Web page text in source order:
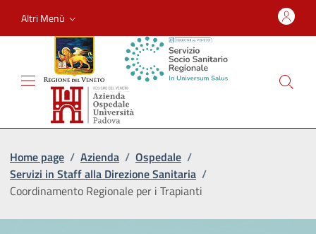
Altri Menù
Home page / Azienda / Ospedale /
Servizi in Staff alla Direzione Sanitaria /
Coordinamento Regionale per i Trapianti